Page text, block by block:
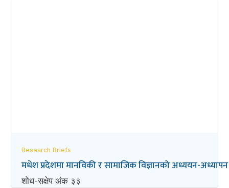
Research Briefs
मधेश प्रदेशमा मानविकी र सामाजिक विज्ञानको अध्ययन-
शोध-स‌क्षेप अंक ३३